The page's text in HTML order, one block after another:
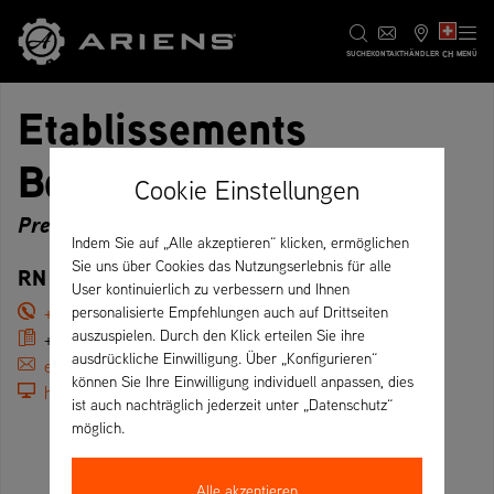
SUCHEKONTAKTHÄNDLER CH MENÜ
Etablissements
Bouyoud
Premium
RN 92, 38470 Vinay – Frankreich
+33 (0)476367598
+33 (0)476366604
etsbouyoud@orange.fr
http://www.bouyoud38.com
Cookie Einstellungen
Indem Sie auf „Alle akzeptieren“ klicken, ermöglichen
Sie uns über Cookies das Nutzungserlebnis für alle
User kontinuierlich zu verbessern und Ihnen
personalisierte Empfehlungen auch auf Drittseiten
auszuspielen. Durch den Klick erteilen Sie ihre
ausdrückliche Einwilligung. Über „Konfigurieren“
können Sie Ihre Einwilligung individuell anpassen, dies
ist auch nachträglich jederzeit unter „Datenschutz“
möglich.